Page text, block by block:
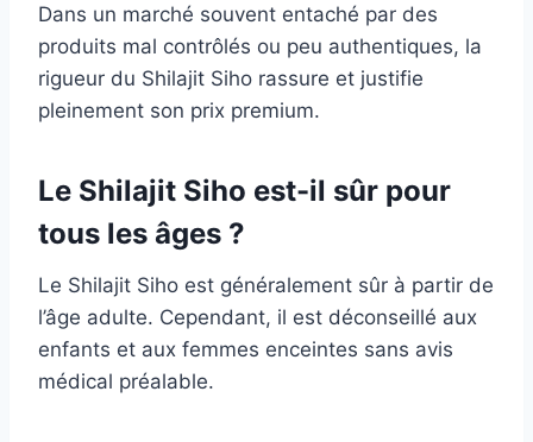
Dans un marché souvent entaché par des
produits mal contrôlés ou peu authentiques, la
rigueur du Shilajit Siho rassure et justifie
pleinement son prix premium.
Le Shilajit Siho est-il sûr pour
tous les âges ?
Le Shilajit Siho est généralement sûr à partir de
l’âge adulte. Cependant, il est déconseillé aux
enfants et aux femmes enceintes sans avis
médical préalable.